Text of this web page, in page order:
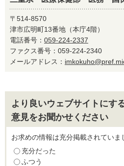
〒514-8570
津市広明町13番地（本庁4階）
電話番号： 059-224-2337
ファクス番号：059-224-2340
メールアドレス：
より良いウェブサイトにす
意見をお聞かせください
お求めの情報は充分掲載されていま
充分だった
ふつう